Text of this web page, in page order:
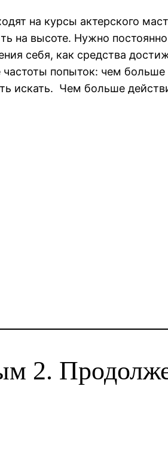
на курсы актерского
на высоте. Нужно постоянно
себя, как средства
попыток: чем
искать. Чем больше
2.